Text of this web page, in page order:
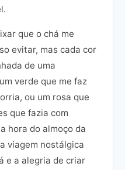
que o chá me
evitar, mas cada cor
de uma
verde que me faz
ou um rosa que
que fazia com
hora do almoço da
viagem nostálgica
e a alegria de criar